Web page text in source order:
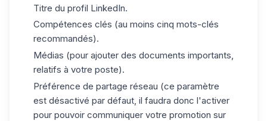
Titre du profil LinkedIn.
Compétences clés (au moins cinq mots-clés
recommandés).
Médias (pour ajouter des documents importants,
relatifs à votre poste).
Préférence de partage réseau (ce paramètre
est désactivé par défaut, il faudra donc l'activer
pour pouvoir communiquer votre promotion sur